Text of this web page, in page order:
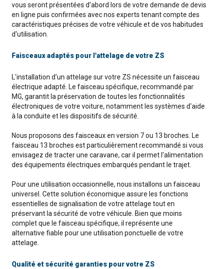
vous seront présentées d'abord lors de votre demande de devis
en ligne puis confirmées avec nos experts tenant compte des
caractéristiques précises de votre véhicule et de vos habitudes
d'utilisation.
Faisceaux adaptés pour l'attelage de votre ZS
L'installation d'un attelage sur votre ZS nécessite un faisceau
électrique adapté. Le faisceau spécifique, recommandé par
MG, garantit la préservation de toutes les fonctionnalités
électroniques de votre voiture, notamment les systèmes d'aide
à la conduite et les dispositifs de sécurité.
Nous proposons des faisceaux en version 7 ou 13 broches. Le
faisceau 13 broches est particulièrement recommandé si vous
envisagez de tracter une caravane, car il permet l'alimentation
des équipements électriques embarqués pendant le trajet.
Pour une utilisation occasionnelle, nous installons un faisceau
universel. Cette solution économique assure les fonctions
essentielles de signalisation de votre attelage tout en
préservant la sécurité de votre véhicule. Bien que moins
complet que le faisceau spécifique, il représente une
alternative fiable pour une utilisation ponctuelle de votre
attelage.
Qualité et sécurité garanties pour votre ZS